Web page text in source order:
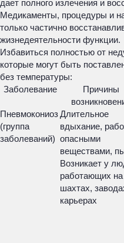
дает полного излечения и
Медикаменты, процедуры и
только частично
жизнедеятельности функции.
Избавиться полностью от
которые могут быть
без температуры:
Заболевание
Причины
Пневмокониоз
(группа
заболеваний)
Длительное
вдыхание,
опасными
веществами,
Возникает у
работающих на
шахтах,
карьерах